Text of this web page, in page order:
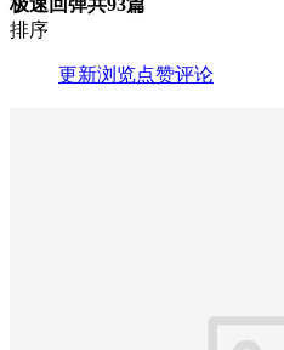
极速回弹共93篇
排序
更新浏览点赞评论